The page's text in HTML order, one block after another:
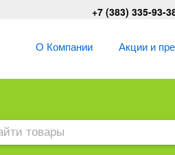
+7 (383) 335-93-
О Компании Акции и